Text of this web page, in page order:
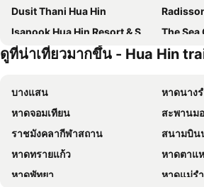
Dusit Thani Hua Hin
Radisson
Isanook Hua Hin Resort & Suites
The Sea
Best Western Plus Carapace Hotel Hua Hin
Centara Life
Kiang Haad Beach Hua Hin
Veranda
U Hua Hin
Seapine
Lamoon Villa Hua Hin
The
จี หัวหิน รีสอร์ทแอนด์มอลล์
ซีซั่นพาเลส หัวหิน
ไมดา เด
ดูที่น่าเที่ยวมากขึ้น - Hua Hin
บางแสน
หาดนาง
หาดจอมเทียน
สะพานมอ
ราชมังคลากีฬาสถาน
สนามบิน
หาดทรายแก้ว
หาดตาแ
หาดพัทยา
หาดแม่ร